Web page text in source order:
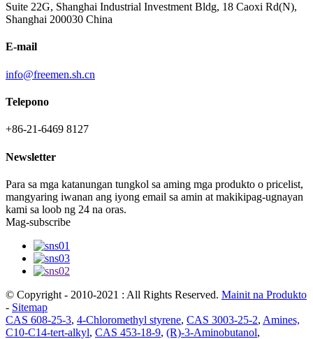
Suite 22G, Shanghai Industrial Investment Bldg, 18 Caoxi Rd(N),
Shanghai 200030 China
E-mail
info@freemen.sh.cn
Telepono
+86-21-6469 8127
Newsletter
Para sa mga katanungan tungkol sa aming mga produkto o pricelist,
mangyaring iwanan ang iyong email sa amin at makikipag-ugnayan
kami sa loob ng 24 na oras.
Mag-subscribe
© Copyright - 2010-2021 : All Rights Reserved. Mainit na Produkto
- Sitemap
CAS 608-25-3, 4-Chloromethyl styrene, CAS 3003-25-2, Amines,
C10-C14-tert-alkyl, CAS 453-18-9, (R)-3-Aminobutanol,